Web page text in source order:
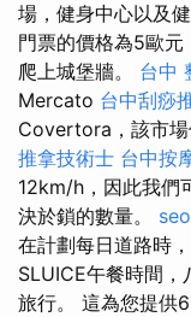
場，健身中心以及
門票的價格為5歐
爬上城堡牆。 台中
Mercato 台中刮痧
Covertora，該市場
推拿技術士 台中按
12km/h，因此我們
決於鎖的數量。
在計劃每日道路時
SLUICE午餐時間
旅行。 這為您提供